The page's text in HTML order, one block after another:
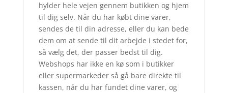
hylder hele vejen gennem butikken og hjem
til dig selv. Når du har købt dine varer,
sendes de til din adresse, eller du kan bede
dem om at sende til dit arbejde i stedet for,
så vælg det, der passer bedst til dig.
Webshops har ikke en kø som i butikker
eller supermarkeder så gå bare direkte til
kassen, når du har fundet dine varer, og